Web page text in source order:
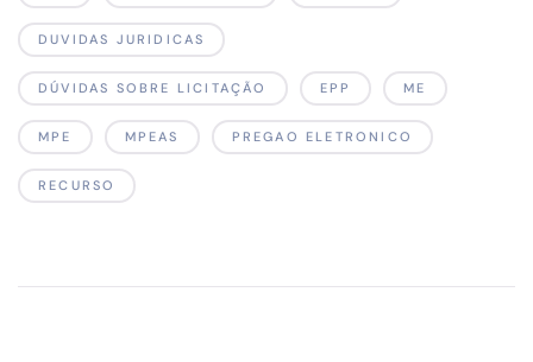
DUVIDAS JURIDICAS
DÚVIDAS SOBRE LICITAÇÃO EPP ME
MPE MPEAS PREGAO ELETRONICO
RECURSO